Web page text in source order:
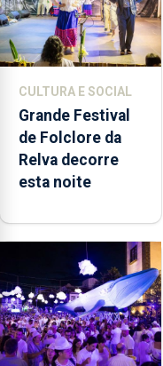
CULTURA E SOCIAL
Grande Festival
de Folclore da
Relva decorre
esta noite